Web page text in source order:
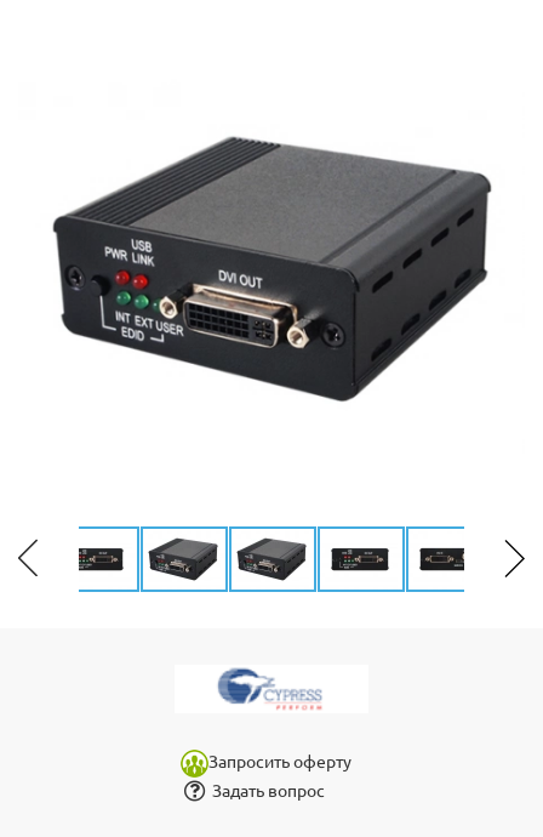
Запросить оферту
Задать вопрос